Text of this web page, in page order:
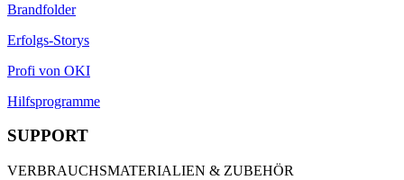
Brandfolder
Erfolgs-Storys
Profi von OKI
Hilfsprogramme
SUPPORT
VERBRAUCHSMATERIALIEN & ZUBEHÖR